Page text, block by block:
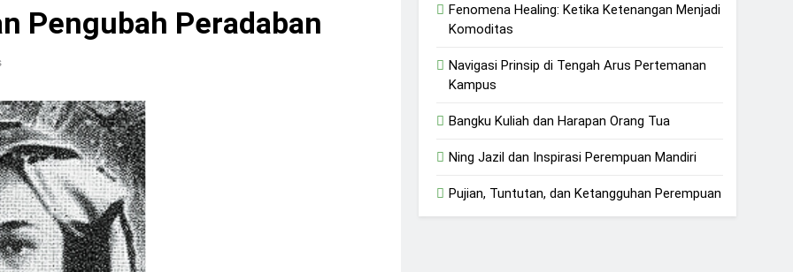
Pengubah Peradaban
Fenomena Healing: Ketika Ketenangan Menjadi
Komoditas
Navigasi Prinsip di Tengah Arus Pertemanan
Kampus
Bangku Kuliah dan Harapan Orang Tua
Ning Jazil dan Inspirasi Perempuan Mandiri
Pujian, Tuntutan, dan Ketangguhan Perempuan